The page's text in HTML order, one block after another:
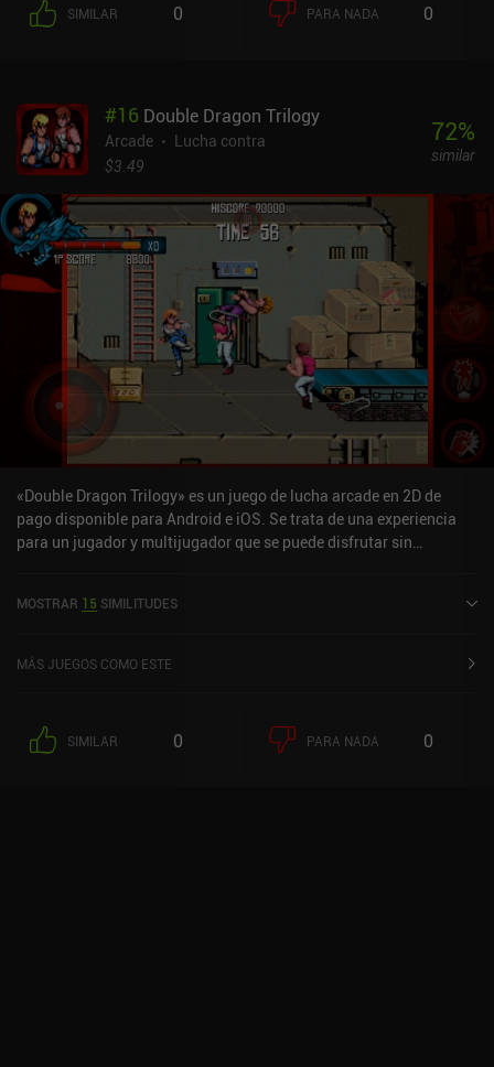
SIMILAR 0 PARA NADA 0
#16 Double Dragon Trilogy
Arcade
Lucha contra
$3.49
72%
similar
«Double Dragon Trilogy» es un juego de lucha arcade en 2D de
pago disponible para Android e iOS. Se trata de una experiencia
para un jugador y multijugador que se puede disfrutar sin
sobre 5,0 en Google Play y de 3,2 sobre 5,0 en la App Store de iOS.
MOSTRAR 15 SIMILITUDES
MÁS JUEGOS COMO ESTE
SIMILAR 0 PARA NADA 0